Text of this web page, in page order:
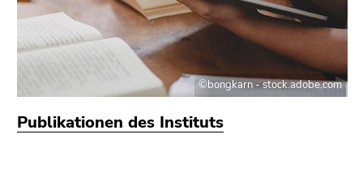
Publikationen des Instituts
©bongkarn - stock.adobe.com